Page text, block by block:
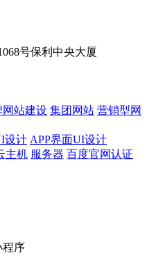
号保利中央大厦
网站建设 集团网站 营销型网
设计 APP界面UI设计
主机 服务器 百度官网认证